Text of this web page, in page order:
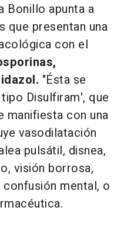
Bonillo apunta a
presentan una
con el
"Ésta se
Disulfiram', que
manifiesta con una
vasodilatación
pulsátil, disnea,
visión borrosa,
mental, o